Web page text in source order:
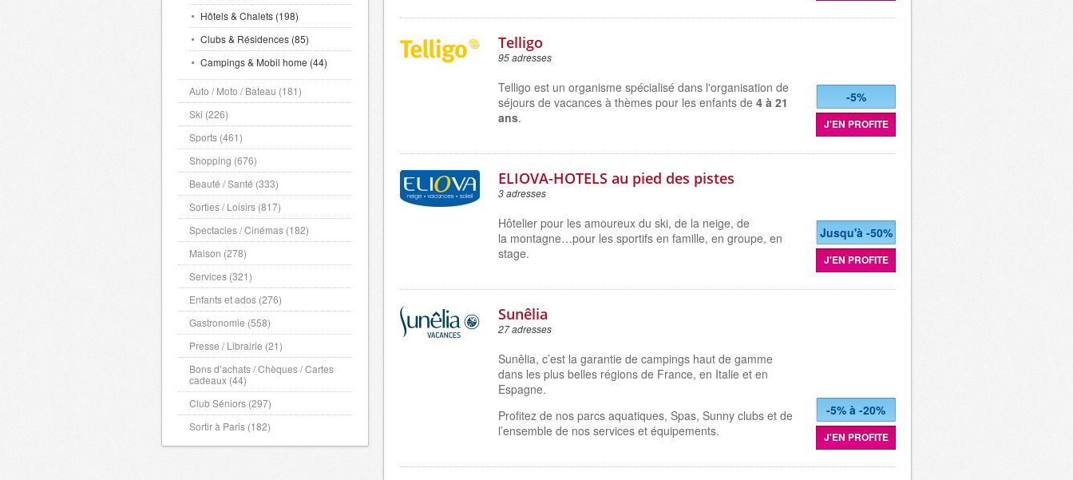
Telligo
95 adresses
Telligo est un organisme spécialisé dans l'organisation de
séjours de vacances à thèmes pour les enfants de 4 à 21
ans.
-5%
J'EN PROFITE
ELIOVA-HOTELS au pied des pistes
3 adresses
Hôtelier pour les amoureux du ski, de la neige, de
la montagne…pour les sportifs en famille, en groupe, en
stage.
Jusqu'à -50%
J'EN PROFITE
Sunêlia
27 adresses
Sunêlia, c’est la garantie de campings haut de gamme
dans les plus belles régions de France, en Italie et en
Espagne.
Profitez de nos parcs aquatiques, Spas, Sunny clubs et de
l’ensemble de nos services et équipements.
-5% à -20%
J'EN PROFITE
Hôtels & Chalets (198)
Clubs & Résidences (85)
Campings & Mobil home (44)
Auto / Moto / Bateau (181)
Ski (226)
Sports (461)
Shopping (676)
Beauté / Santé (333)
Sorties / Loisirs (817)
Spectacles / Cinémas (182)
Maison (278)
Services (321)
Enfants et ados (276)
Gastronomie (558)
Presse / Librairie (21)
Bons d’achats / Chèques / Cartes
cadeaux (44)
Club Séniors (297)
Sortir à Paris (182)